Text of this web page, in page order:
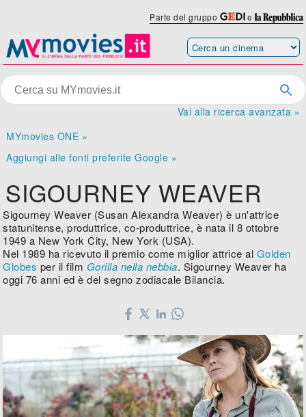
Parte del gruppo e
Vai alla ricerca avanzata »
MYmovies ONE »
Aggiungi alle fonti preferite Google »
SIGOURNEY WEAVER
Sigourney Weaver (Susan Alexandra Weaver) è un'attrice
statunitense, produttrice, co-produttrice, è nata il 8 ottobre
1949 a New York City, New York (USA).
Nel 1989 ha ricevuto il premio come miglior attrice al Golden
Globes per il film Gorilla nella nebbia. Sigourney Weaver ha
oggi 76 anni ed è del segno zodiacale Bilancia.